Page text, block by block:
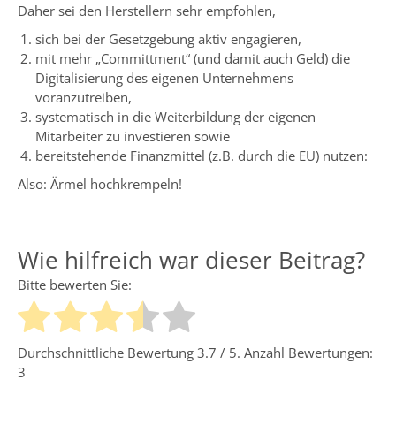
Daher sei den Herstellern sehr empfohlen,
sich bei der Gesetzgebung aktiv engagieren,
mit mehr „Committment“ (und damit auch Geld) die
Digitalisierung des eigenen Unternehmens
voranzutreiben,
systematisch in die Weiterbildung der eigenen
Mitarbeiter zu investieren sowie
bereitstehende Finanzmittel (z.B. durch die EU) nutzen:
Also: Ärmel hochkrempeln!
Wie hilfreich war dieser Beitrag?
Bitte bewerten Sie:
Durchschnittliche Bewertung 3.7 / 5. Anzahl Bewertungen:
3